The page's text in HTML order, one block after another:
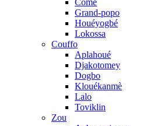
Comè
Grand-popo
Houéyogbé
Lokossa
Couffo
Aplahoué
Djakotomey
Dogbo
Klouékanmè
Lalo
Toviklin
Zou